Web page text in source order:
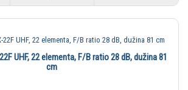
UHF, 22 elementa, F/B ratio 28 dB, dužina 81
cm